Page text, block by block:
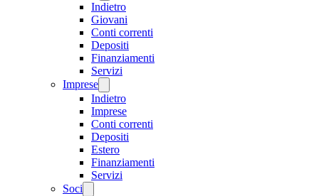
Indietro
Giovani
Conti correnti
Depositi
Finanziamenti
Servizi
Imprese
Indietro
Imprese
Conti correnti
Depositi
Estero
Finanziamenti
Servizi
Soci